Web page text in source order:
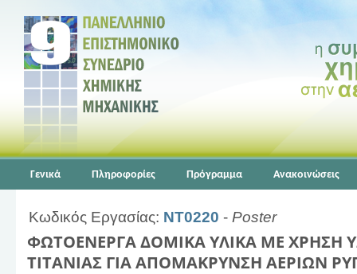
Γενικά Πληροφορίες Πρόγραμμα Ανακοινώσεις
Κωδικός Εργασίας: NT0220 - Poster
ΦΩΤΟΕΝΕΡΓΑ ΔΟΜΙΚΑ ΥΛΙΚΑ ΜΕ ΧΡΗΣΗ
ΤΙΤΑΝΙΑΣ ΓΙΑ ΑΠΟΜΑΚΡΥΝΣΗ ΑΕΡΙΩΝ